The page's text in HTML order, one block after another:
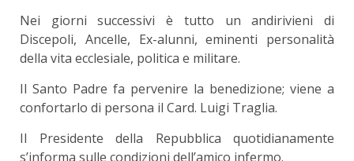
Nei giorni successivi è tutto un andirivieni di
Discepoli, Ancelle, Ex-alunni, eminenti personalità
della vita ecclesiale, politica e militare.
Il Santo Padre fa pervenire la benedizione; viene a
confortarlo di persona il Card. Luigi Traglia.
Il Presidente della Repubblica quotidianamente
s’informa sulle condizioni dell’amico infermo.